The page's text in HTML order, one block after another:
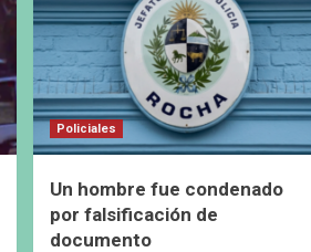
Policiales
Un hombre fue condenado
por falsificación de
documento